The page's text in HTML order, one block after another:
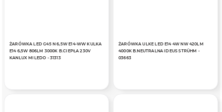
ŻARÓWKA LED G45 N 6,5W E14-WW KULKA
E14 6,5W 806LM 3000K B.CIEPŁA 230V
KANLUX MILEDO - 31313
ŻARÓWKA ULKE LED E14 4W NW 420LM
4000K B.NEUTRALNA IDEUS STRÜHM -
03663